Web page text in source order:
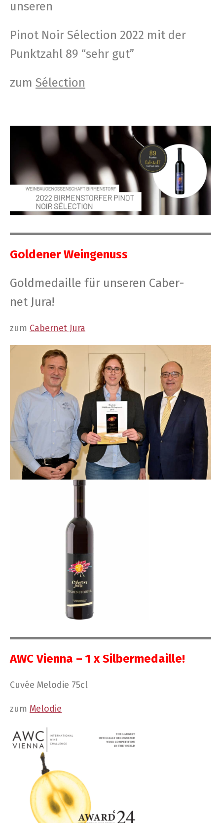
unseren
Pinot Noir Sélec­tion 2022 mit der
Punkt­zahl 89 “sehr gut”
zum Sélec­tion
Gol­de­ner Weingenuss
Gold­me­dail­le für unse­ren Caber­
net Jura!
zum Caber­net Jura
AWC Vien­na – 1 x Silbermedaille!
Cuvée Melo­die 75cl
zum Melo­die